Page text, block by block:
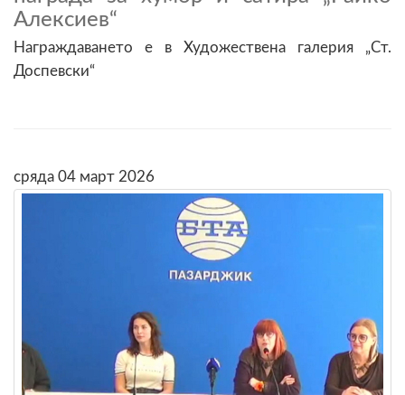
Алексиев“
Награждаването е в Художествена галерия „Ст.
Доспевски“
сряда 04 март 2026